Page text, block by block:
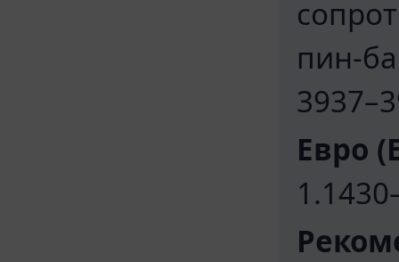
пин-
Евро